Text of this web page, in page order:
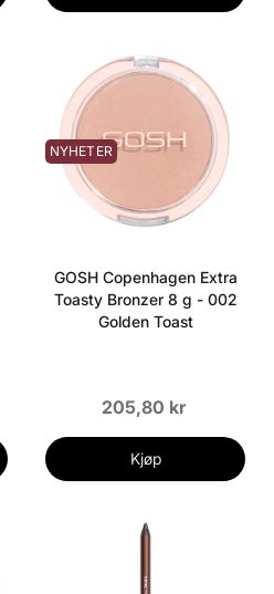
NYHETER
GOSH Copenhagen Extra
Toasty Bronzer 8 g - 002
Golden Toast
205,80 kr
Kjøp